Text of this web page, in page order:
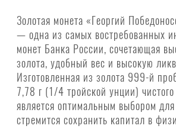
Золотая монета «Георгий
— одна из самых востребованных
монет Банка России, сочетающая
золота, удобный вес и высокую
Изготовленная из золота 999-й
7,78 г (1/4 тройской унции)
является оптимальным выбором для
стремится сохранить капитал в